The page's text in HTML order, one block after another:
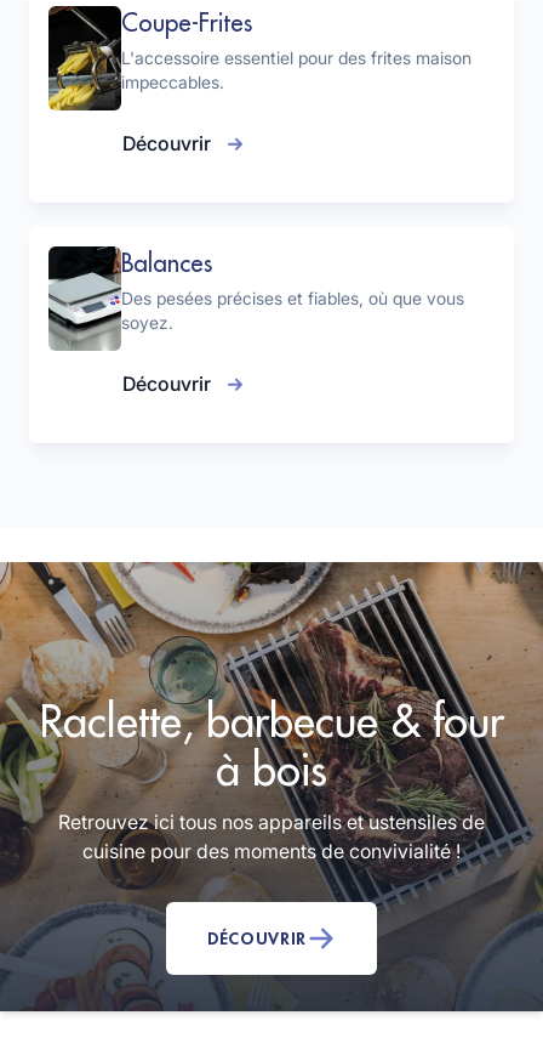
Coupe-Frites
L'accessoire essentiel pour des frites maison
impeccables.
Découvrir
Balances
Des pesées précises et fiables, où que vous
soyez.
Découvrir
Raclette, barbecue & four
à bois
Retrouvez ici tous nos appareils et ustensiles de
cuisine pour des moments de convivialité !
DÉCOUVRIR